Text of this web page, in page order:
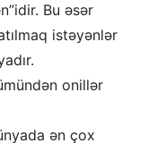
Bu əsər
istəyənlər
onillər
ən çox